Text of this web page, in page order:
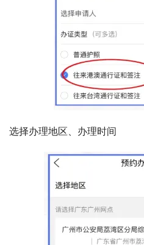
选择办理地区、办理时间